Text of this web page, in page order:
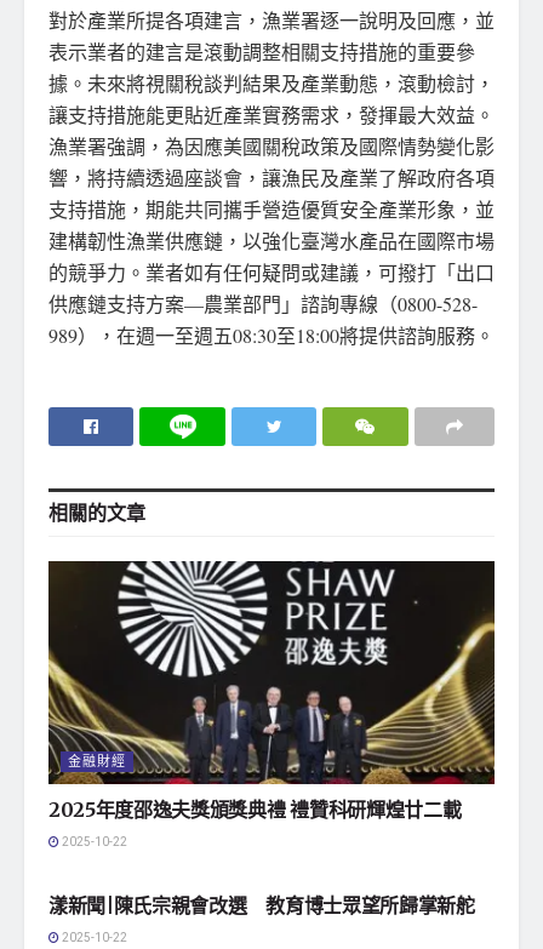
對於產業所提各項建言，漁業署逐一說明及回應，並
表示業者的建言是滾動調整相關支持措施的重要參
據。未來將視關稅談判結果及產業動態，滾動檢討，
讓支持措施能更貼近產業實務需求，發揮最大效益。
漁業署強調，為因應美國關稅政策及國際情勢變化影
響，將持續透過座談會，讓漁民及產業了解政府各項
支持措施，期能共同攜手營造優質安全產業形象，並
建構韌性漁業供應鏈，以強化臺灣水產品在國際市場
的競爭力。業者如有任何疑問或建議，可撥打「出口
供應鏈支持方案—農業部門」諮詢專線（0800-528-
989），在週一至週五08:30至18:00將提供諮詢服務。
相關的文章
金融財經
2025年度邵逸夫獎頒獎典禮 禮贊科研輝煌廿二載
2025-10-22
漾新聞|陳氏宗親會改選 教育博士眾望所歸掌新舵
2025-10-22